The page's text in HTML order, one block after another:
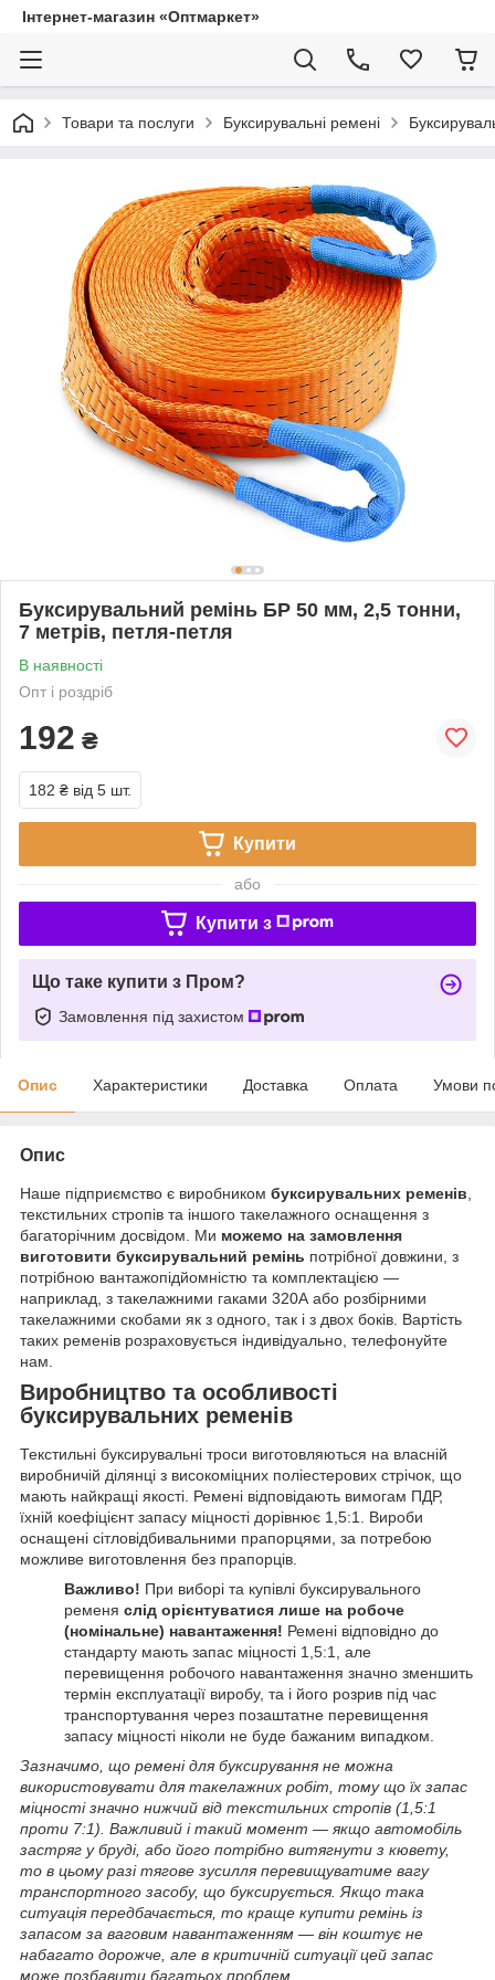
Інтернет-магазин «Оптмаркет»
Товари та послуги Буксирувальні ремені
Буксирувальний ремінь БР 50 мм, 2,5 тонни,
7 метрів, петля-петля
В наявності
Опт і роздріб
192 ₴
182 ₴ від 5 шт.
Купити
або
Купити з
Що таке купити з Пром?
Замовлення під захистом
Опис Характеристики Доставка Оплата Умови
Опис
Наше підприємство є виробником буксирувальних ременів
текстильних стропів та іншого такелажного оснащення з
багаторічним досвідом. Ми можемо на замовлення
виготовити буксирувальний ремінь потрібної довжини, з
потрібною вантажопідйомністю та комплектацією —
наприклад, з такелажними гаками 320А або розбірними
такелажними скобами як з одного, так і з двох боків. Вартість
таких ременів розраховується індивідуально, телефонуйте
нам.
Виробництво та особливості
буксирувальних ременів
Текстильні буксирувальні троси виготовляються на власній
виробничій ділянці з високоміцних поліестерових стрічок, що
мають найкращі якості. Ремені відповідають вимогам ПДР,
їхній коефіцієнт запасу міцності дорівнює 1,5:1. Вироби
оснащені сітловідбивальними прапорцями, за потребою
можливе виготовлення без прапорців.
Важливо! При виборі та купівлі буксирувального
ременя слід орієнтуватися лише на робоче
(номінальне) навантаження! Ремені відповідно до
стандарту мають запас міцності 1,5:1, але
перевищення робочого навантаження значно зменшить
термін експлуатації виробу, та і його розрив під час
транспортування через позаштатне перевищення
запасу міцності ніколи не буде бажаним випадком.
Зазначимо, що ремені для буксирування не можна
використовувати для такелажних робіт, тому що їх запас
міцності значно нижчий від текстильних стропів (1,5:1
проти 7:1). Важливий і такий момент — якщо автомобіль
застряг у бруді, або його потрібно витягнути з кювету,
то в цьому разі тягове зусилля перевищуватиме вагу
транспортного засобу, що буксирується. Якщо така
ситуація передбачається, то краще купити ремінь із
запасом за ваговим навантаженням — він коштує не
набагато дорожче, але в критичній ситуації цей запас
може позбавити багатьох проблем.